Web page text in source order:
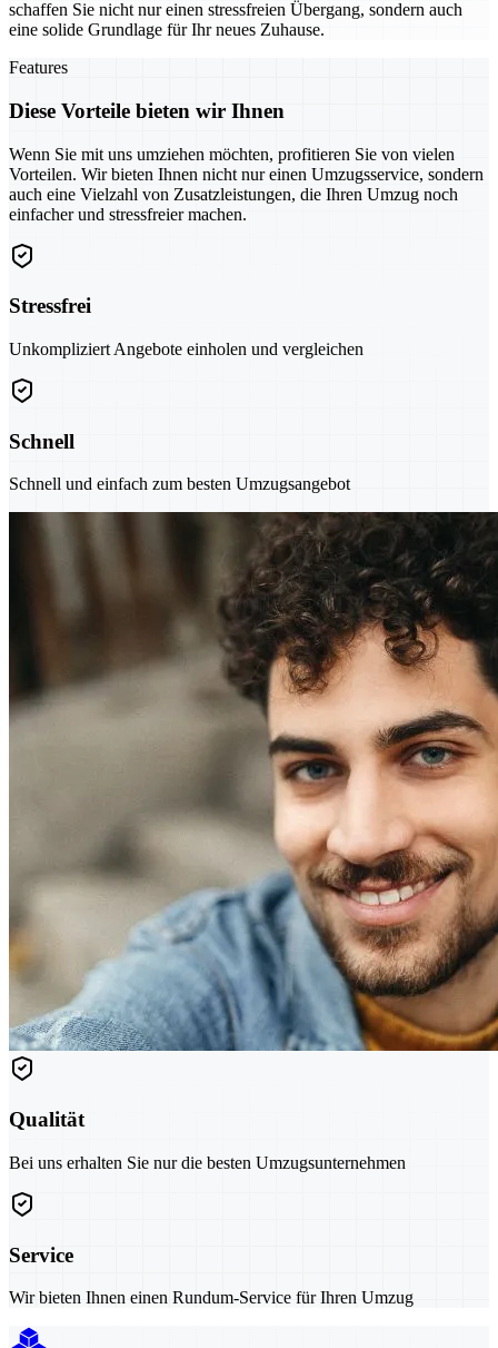
schaffen Sie nicht nur einen stressfreien Übergang, sondern auch
eine solide Grundlage für Ihr neues Zuhause.
Features
Diese Vorteile bieten wir Ihnen
Wenn Sie mit uns umziehen möchten, profitieren Sie von vielen
Vorteilen. Wir bieten Ihnen nicht nur einen Umzugsservice, sondern
auch eine Vielzahl von Zusatzleistungen, die Ihren Umzug noch
einfacher und stressfreier machen.
Stressfrei
Unkompliziert Angebote einholen und vergleichen
Schnell
Schnell und einfach zum besten Umzugsangebot
Qualität
Bei uns erhalten Sie nur die besten Umzugsunternehmen
Service
Wir bieten Ihnen einen Rundum-Service für Ihren Umzug